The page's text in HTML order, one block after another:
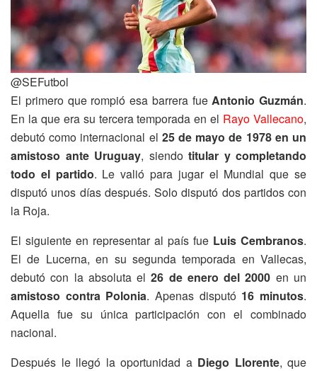
@SEFutbol
El primero que rompió esa barrera fueAntonio Guzmán.
En la que era su tercera temporada en el Rayo Vallecano,
debutó como internacional el 25 de mayo de 1978 en un
amistoso ante Uruguay, siendo titular y completando
todo el partido. Le valió para jugar el Mundial que se
disputó unos días después. Solo disputó dos partidos con
la Roja.
El siguiente en representar al país fue Luis Cembranos.
El de Lucerna, en su segunda temporada en Vallecas,
debutó con la absoluta el26 de enero del 2000 en un
amistoso contra Polonia. Apenas disputó 16 minutos.
Aquella fue su única participación con el combinado
nacional.
Después le llegó la oportunidad a Diego Llorente, que